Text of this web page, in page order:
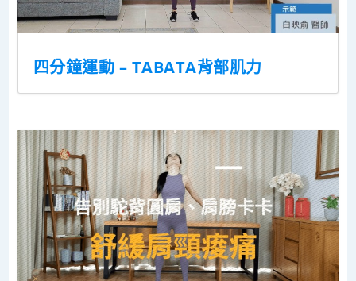
四分鐘運動 – TABATA背部肌力